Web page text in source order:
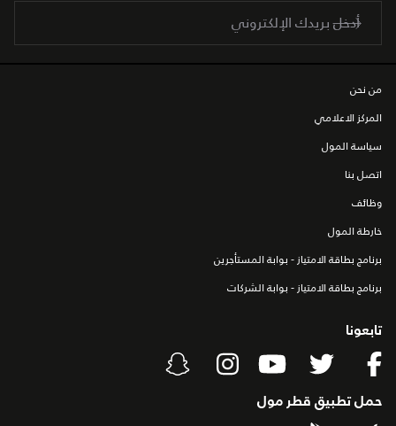
من نحن
المركز الاعلامي
سياسة المول
اتصل بنا
وظائف
خارطة المول
برنامج بطاقة الامتياز - بوابة المستأجرين
برنامج بطاقة الامتياز - بوابة الشركات
تابعونا
حمل تطبيق قطر مول